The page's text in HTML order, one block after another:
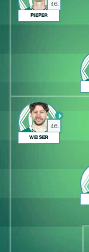
46.
PIEPER
46.
WEISER